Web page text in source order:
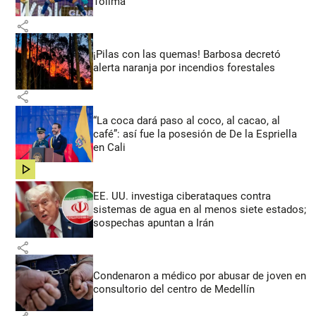
share
¡Pilas con las quemas! Barbosa decretó
alerta naranja por incendios forestales
share
“La coca dará paso al coco, al cacao, al
café”: así fue la posesión de De la Espriella
en Cali
share
EE. UU. investiga ciberataques contra
sistemas de agua en al menos siete estados;
sospechas apuntan a Irán
share
Condenaron a médico por abusar de joven en
consultorio del centro de Medellín